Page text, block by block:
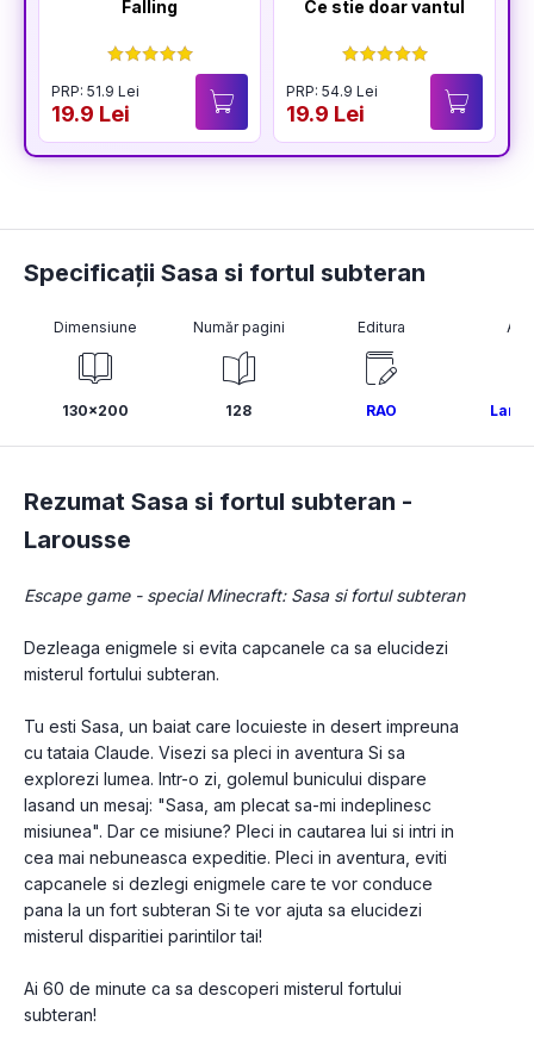
Falling
PRP: 51.9 Lei
19.9 Lei
Ce stie doar vantul
PRP: 54.9 Lei
19.9 Lei
Specificații Sasa si fortul subteran
Dimensiune
130x200
Număr pagini
128
Editura
RAO
Rezumat Sasa si fortul subteran -
Larousse
Escape game - special Minecraft: Sasa si fortul subteran
Dezleaga enigmele si evita capcanele ca sa elucidezi
misterul fortului subteran.
Tu esti Sasa, un baiat care locuieste in desert impreuna
cu tataia Claude. Visezi sa pleci in aventura Si sa
explorezi lumea. Intr-o zi, golemul bunicului dispare
lasand un mesaj: "Sasa, am plecat sa-mi indeplinesc
misiunea". Dar ce misiune? Pleci in cautarea lui si intri in
cea mai nebuneasca expeditie. Pleci in aventura, eviti
capcanele si dezlegi enigmele care te vor conduce
pana la un fort subteran Si te vor ajuta sa elucidezi
misterul disparitiei parintilor tai!
Ai 60 de minute ca sa descoperi misterul fortului
subteran!